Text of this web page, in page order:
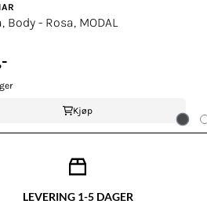
Body - Rosa, MODAL
Kjøp
LEVERING 1-5 DAGER